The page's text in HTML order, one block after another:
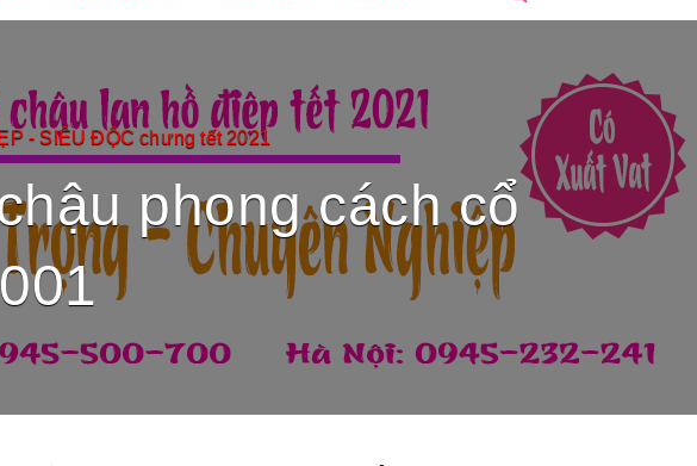
- SIÊU ĐỘC chưng tết 2021
phong cách cổ